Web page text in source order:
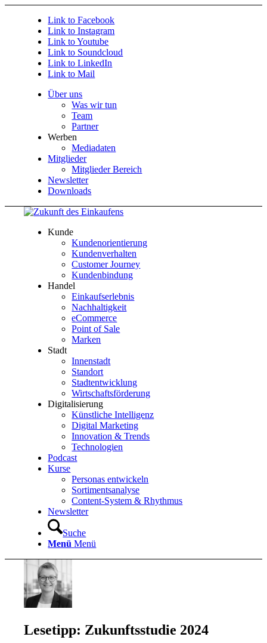
Link to Facebook
Link to Instagram
Link to Youtube
Link to Soundcloud
Link to LinkedIn
Link to Mail
Über uns
Was wir tun
Team
Partner
Werben
Mediadaten
Mitglieder
Mitglieder Bereich
Newsletter
Downloads
Kunde
Kundenorientierung
Kundenverhalten
Customer Journey
Kundenbindung
Handel
Einkaufserlebnis
Nachhaltigkeit
eCommerce
Point of Sale
Marken
Stadt
Innenstadt
Standort
Stadtentwicklung
Wirtschaftsförderung
Digitalisierung
Künstliche Intelligenz
Digital Marketing
Innovation & Trends
Technologien
Podcast
Kurse
Personas entwickeln
Sortimentsanalyse
Content-System & Rhythmus
Newsletter
Suche
Menü Menü
Lesetipp: Zukunftsstudie 2024